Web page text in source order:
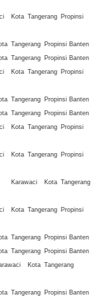
Kota Tangerang Propinsi
Tangerang Propinsi Banten
Tangerang Propinsi Banten
Kota Tangerang Propinsi
Tangerang Propinsi Banten
Tangerang Propinsi Banten
Kota Tangerang Propinsi
Kota Tangerang Propinsi
Karawaci Kota Tangerang
Kota Tangerang Propinsi
Tangerang Propinsi Banten
Tangerang Propinsi Banten
Kota Tangerang
Tangerang Propinsi Banten